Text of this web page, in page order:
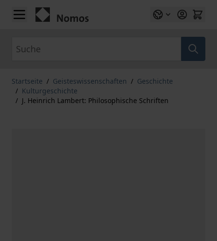
Zum Inhalt springen
Startseite / Geisteswissenschaften / Geschichte
/ Kulturgeschichte
/ J. Heinrich Lambert: Philosophische Schriften